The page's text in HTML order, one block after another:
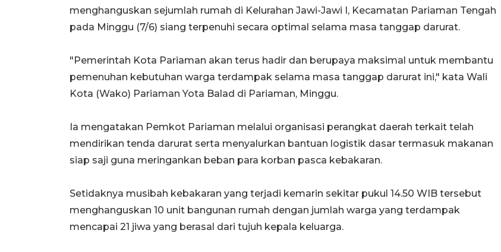
menghanguskan sejumlah rumah di Kelurahan Jawi-Jawi I, Kecamatan Pariaman Tengah
pada Minggu (7/6) siang terpenuhi secara optimal selama masa tanggap darurat.
"Pemerintah Kota Pariaman akan terus hadir dan berupaya maksimal untuk membantu
pemenuhan kebutuhan warga terdampak selama masa tanggap darurat ini," kata Wali
Kota (Wako) Pariaman Yota Balad di Pariaman, Minggu.
Ia mengatakan Pemkot Pariaman melalui organisasi perangkat daerah terkait telah
mendirikan tenda darurat serta menyalurkan bantuan logistik dasar termasuk makanan
siap saji guna meringankan beban para korban pasca kebakaran.
Setidaknya musibah kebakaran yang terjadi kemarin sekitar pukul 14.50 WIB tersebut
menghanguskan 10 unit bangunan rumah dengan jumlah warga yang terdampak
mencapai 21 jiwa yang berasal dari tujuh kepala keluarga.